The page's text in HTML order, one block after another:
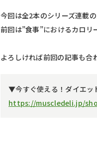
今回は全2本のシリーズ連載
前回は”食事”におけるカロリ
よろしければ前回の記事も合
▼今すぐ使える！ダイエッ
https://muscledeli.jp/